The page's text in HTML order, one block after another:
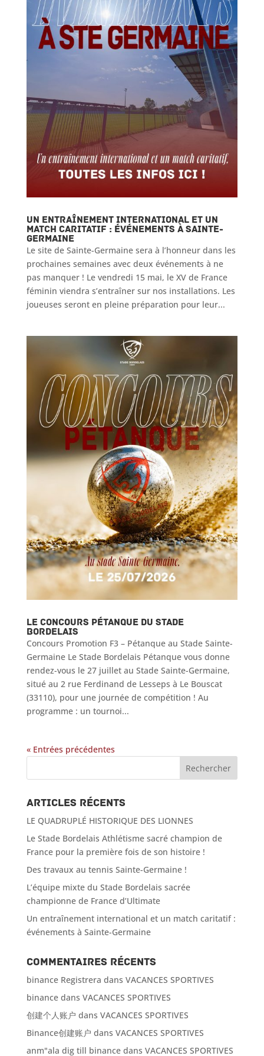
Un entraînement international et un
match caritatif : événements à Sainte-
Germaine
Le site de Sainte-Germaine sera à l’honneur dans les
prochaines semaines avec deux événements à ne
pas manquer ! Le vendredi 15 mai, le XV de France
féminin viendra s’entraîner sur nos installations. Les
joueuses seront en pleine préparation pour leur...
Le concours pétanque du Stade
Bordelais
Concours Promotion F3 – Pétanque au Stade Sainte-
Germaine Le Stade Bordelais Pétanque vous donne
rendez-vous le 27 juillet au Stade Sainte-Germaine,
situé au 2 rue Ferdinand de Lesseps à Le Bouscat
(33110), pour une journée de compétition ! Au
programme : un tournoi...
« Entrées précédentes
Articles récents
LE QUADRUPLÉ HISTORIQUE DES LIONNES
Le Stade Bordelais Athlétisme sacré champion de
France pour la première fois de son histoire !
Des travaux au tennis Sainte-Germaine !
L’équipe mixte du Stade Bordelais sacrée
championne de France d’Ultimate
Un entraînement international et un match caritatif :
événements à Sainte-Germaine
Commentaires récents
binance Registrera dans VACANCES SPORTIVES
binancedans VACANCES SPORTIVES
创建个人账户 dans VACANCES SPORTIVES
Binance创建账户 dans VACANCES SPORTIVES
anm"ala dig till binancedans VACANCES SPORTIVES